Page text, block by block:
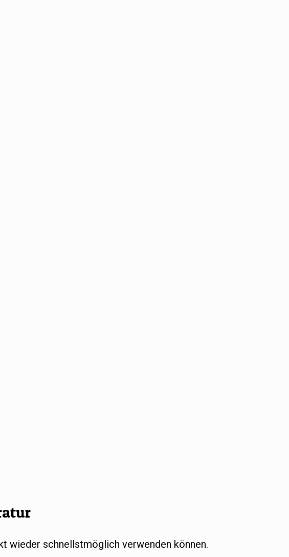
wieder schnellstmöglich verwenden können.